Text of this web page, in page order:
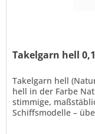
Takelgarn hell
Takelgarn hell
hell in der Farbe
stimmige,
Schiffsmodelle –